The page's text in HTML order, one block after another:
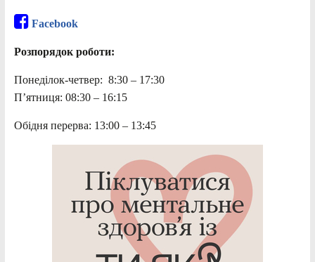
Facebook
Розпорядок роботи:
Понеділок-четвер: 8:30 – 17:30
П’ятниця: 08:30 – 16:15
Обідня перерва: 13:00 – 13:45